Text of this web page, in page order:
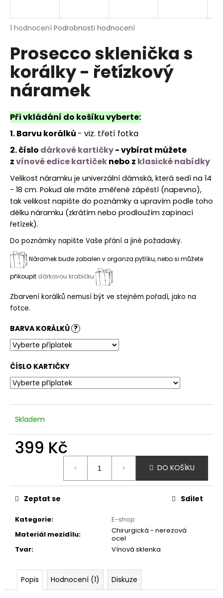
Průměrné
produktu
je
5,0
5
hvězdiček.
1 hodnocení Podrobnosti hodnocení
Prosecco sklenička s
korálky - řetízkový
náramek
Při vkládání do košíku vyberte:
1. Barvu korálků - viz. třetí fotka
2. číslo dárkové kartičky- vybírat můžete
zvínové edice kartičeknebo z klasické nabídky
Velikost náramku je univerzální dámská, která sedí na 14
- 18 cm. Pokud ale máte změřené zápěstí (napevno),
tak velikost napište do poznámky a upravím podle toho
délku náramku (zkrátím nebo prodloužím zapínací
řetízek).
Do poznámky napište Vaše přání a jiné požadavky.
Náramek bude zabalen v organza pytlíku, nebo si můžete
přikoupit dárkovou krabičku
Zbarvení korálků nemusí být ve stejném pořadí, jako na
fotce.
BARVA KORÁLKŮ ?
ČÍSLO KARTIČKY
Skladem
399 Kč
DO KOŠÍKU
Kategorie:
E-shop
Materiál mezidílu:
Chirurgická - nerezová
ocel
Tvar: Vínová sklenka
Zeptat se Sdílet
Popis Hodnocení (1) Diskuze
j
t
?
HLEDAT